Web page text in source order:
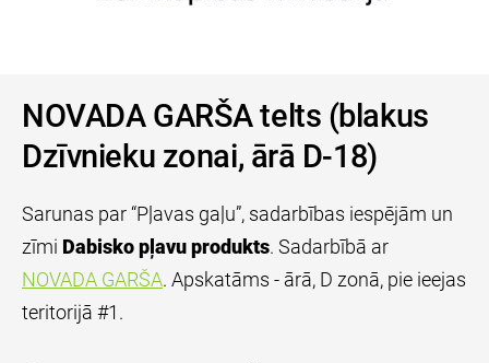
NOVADA GARŠA telts (blakus
Dzīvnieku zonai, ārā D-18)
Sarunas par “Pļavas gaļu”, sadarbības iespējām un
zīmi Dabisko pļavu produkts. Sadarbībā ar
NOVADA GARŠA. Apskatāms - ārā, D zonā, pie ieejas
teritorijā #1.